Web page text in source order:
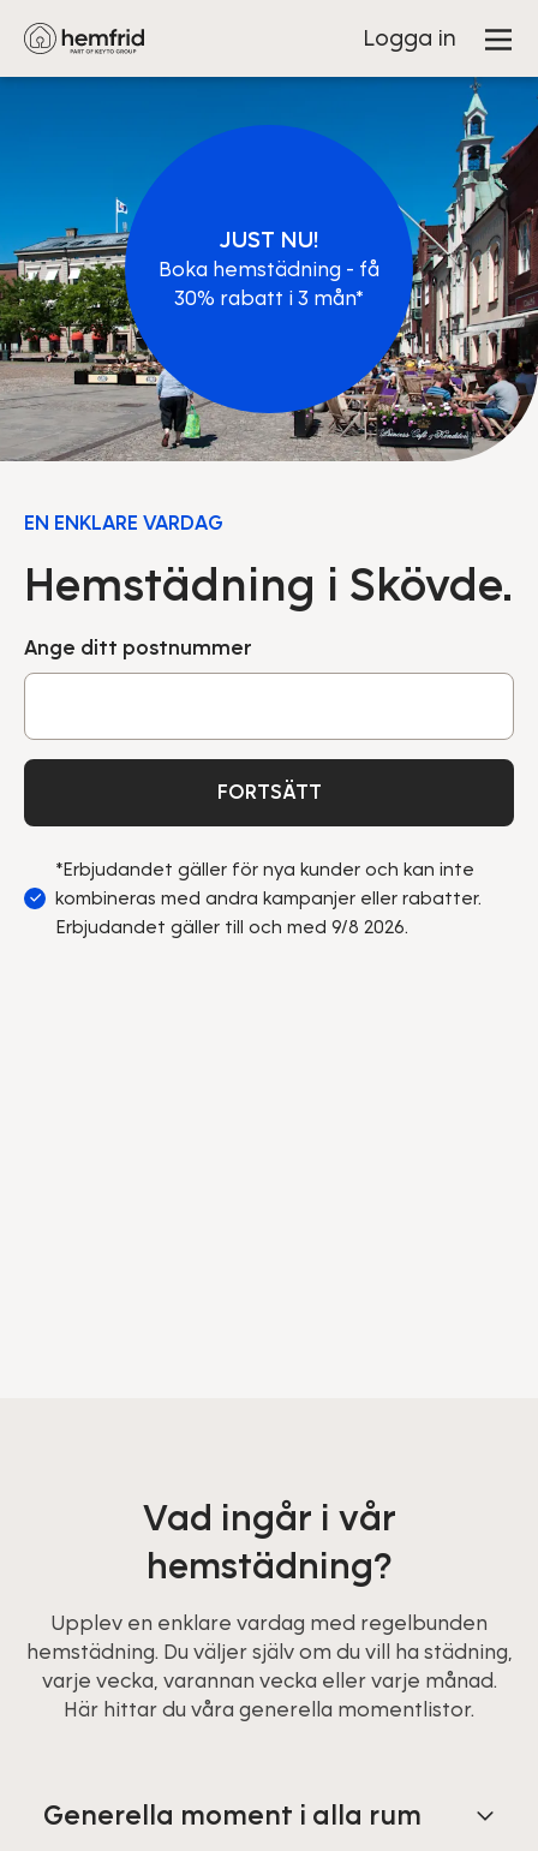
Logga in
JUST NU!
Boka hemstädning - få
30% rabatt i 3 mån*
EN ENKLARE VARDAG
Hemstädning i Skövde.
Ange ditt postnummer
FORTSÄTT
*Erbjudandet gäller för nya kunder och kan inte
kombineras med andra kampanjer eller rabatter.
Erbjudandet gäller till och med 9/8 2026.
Vad ingår i vår
hemstädning?
Upplev en enklare vardag med regelbunden
hemstädning. Du väljer själv om du vill ha städning,
varje vecka, varannan vecka eller varje månad.
Här hittar du våra generella momentlistor.
Generella moment i alla rum